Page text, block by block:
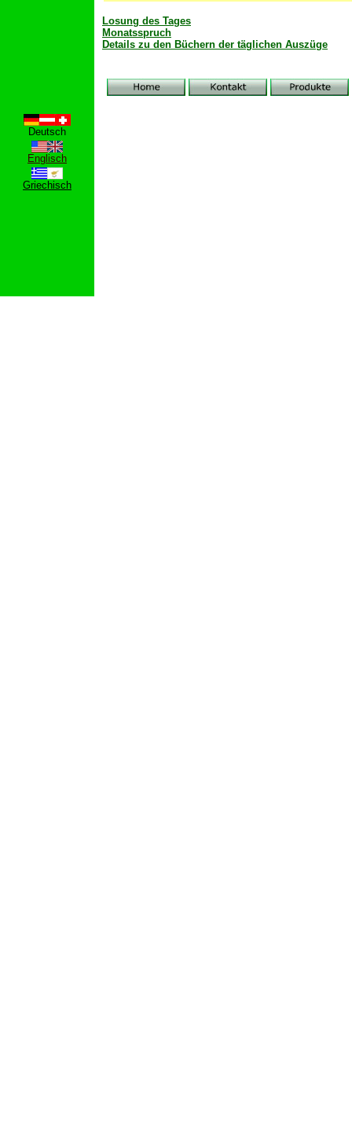
Deutsch
Englisch
Griechisch
Losung des Tages
Monatsspruch
Details zu den Büchern der täglichen Auszüge